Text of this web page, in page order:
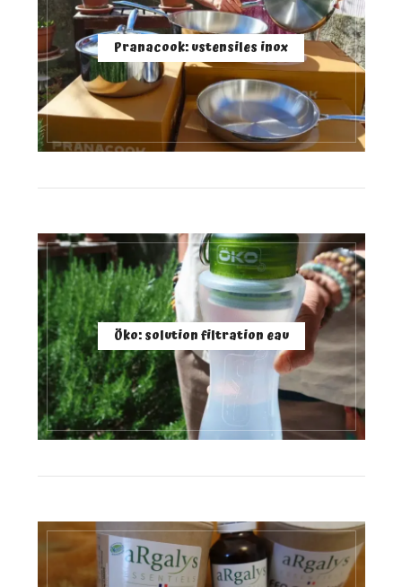
Pranacook: ustensiles inox
Öko: solution filtration eau